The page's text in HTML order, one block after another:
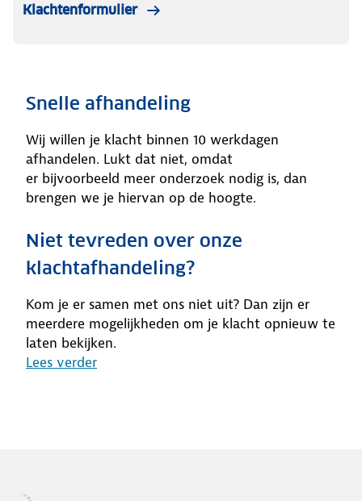
Klachtenformulier
Snelle afhandeling
Wij willen je klacht binnen 10 werkdagen
afhandelen. Lukt dat niet, omdat
er bijvoorbeeld meer onderzoek nodig is, dan
brengen we je hiervan op de hoogte.
Niet tevreden over onze
klachtafhandeling?
Kom je er samen met ons niet uit? Dan zijn er
meerdere mogelijkheden om je klacht opnieuw te
laten bekijken.
Lees verder